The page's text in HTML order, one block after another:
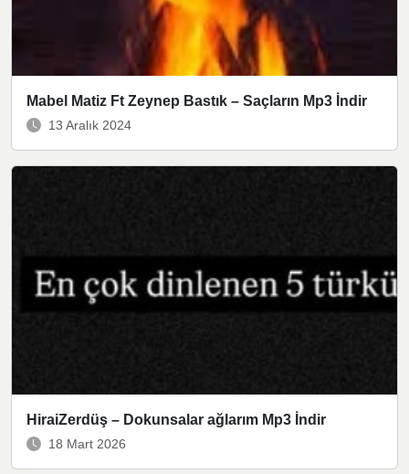
Mabel Matiz Ft Zeynep Bastık – Saçların Mp3 İndir
13 Aralık 2024
HiraiZerdüş – Dokunsalar ağlarım Mp3 İndir
18 Mart 2026